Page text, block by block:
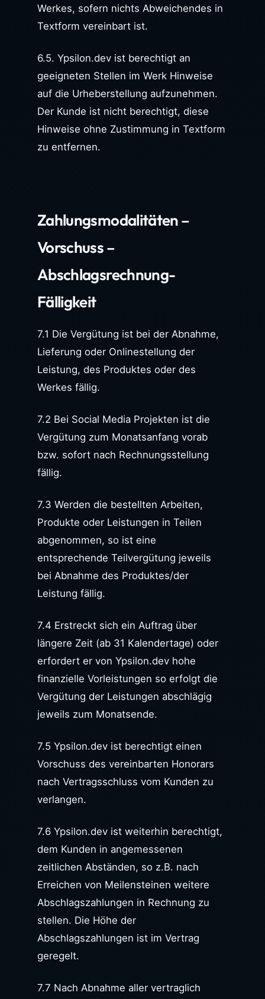
Werkes, sofern nichts Abweichendes in
Textform vereinbart ist.
6.5. Ypsilon.dev ist berechtigt an
geeigneten Stellen im Werk Hinweise
auf die Urheberstellung aufzunehmen.
Der Kunde ist nicht berechtigt, diese
Hinweise ohne Zustimmung in Textform
zu entfernen.
Zahlungsmodalitäten –
Vorschuss –
Abschlagsrechnung-
Fälligkeit
7.1 Die Vergütung ist bei der Abnahme,
Lieferung oder Onlinestellung der
Leistung, des Produktes oder des
Werkes fällig.
7.2 Bei Social Media Projekten ist die
Vergütung zum Monatsanfang vorab
bzw. sofort nach Rechnungsstellung
fällig.
7.3 Werden die bestellten Arbeiten,
Produkte oder Leistungen in Teilen
abgenommen, so ist eine
entsprechende Teilvergütung jeweils
bei Abnahme des Produktes/der
Leistung fällig.
7.4 Erstreckt sich ein Auftrag über
längere Zeit (ab 31 Kalendertage) oder
erfordert er von Ypsilon.dev hohe
finanzielle Vorleistungen so erfolgt die
Vergütung der Leistungen abschlägig
jeweils zum Monatsende.
7.5 Ypsilon.dev ist berechtigt einen
Vorschuss des vereinbarten Honorars
nach Vertragsschluss vom Kunden zu
verlangen.
7.6 Ypsilon.dev ist weiterhin berechtigt,
dem Kunden in angemessenen
zeitlichen Abständen, so z.B. nach
Erreichen von Meilensteinen weitere
Abschlagszahlungen in Rechnung zu
stellen. Die Höhe der
Abschlagszahlungen ist im Vertrag
geregelt.
7.7 Nach Abnahme aller vertraglich